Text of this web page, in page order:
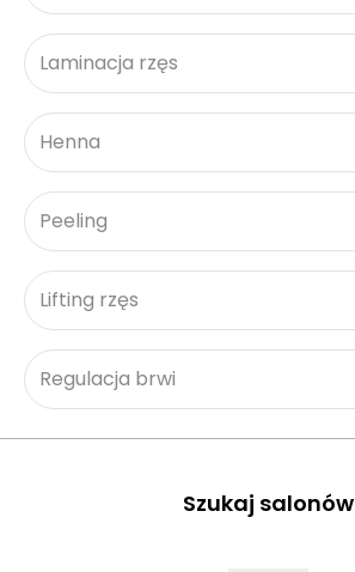
Laminacja rzęs
Henna
Peeling
Lifting rzęs
Regulacja brwi
Szukaj salonów